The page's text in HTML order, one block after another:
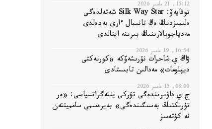
15:12, 21 مامىر 2026
توقايەۆ: Silk Way Star شەتەلدەگى
ەلىمىزدىڭ ەڭ تانىمال ءارى بەدەلدى
مەدياجوبالارىنىڭ بىرىنە اينالدى
16:54, 19 مامىر 2026
ۋاڭ ي شاحرات نۇرىشەۆكە «كورنەكتى
ديپلومات» مەدالىن تابىستادى
08:00, 15 مامىر 2026
ج ي داۋىرىندەگى تۇركى ينتەگراتسياسى: «ەر
تۇرىكتىڭ بەسىگىندەگى» بەيرەسمي سامميتتەن
نە كۇتەمىز